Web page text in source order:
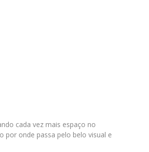
cada vez mais espaço no
por onde passa pelo belo visual e